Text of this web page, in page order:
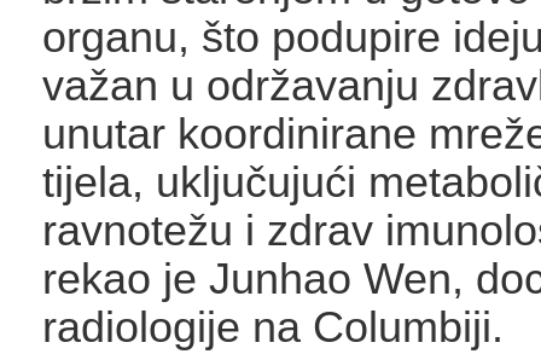
organu, što podupire
važan u održavanju
unutar koordinirane
tijela, uključujući
ravnotežu i zdrav
rekao je Junhao Wen,
radiologije na Columbiji.